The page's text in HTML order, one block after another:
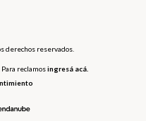
derechos reservados.
reclamos ingresá acá.